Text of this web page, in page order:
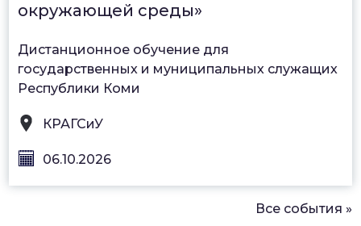
окружающей среды»
Дистанционное обучение для
государственных и муниципальных служащих
Республики Коми
КРАГСиУ
06.10.2026
Все события »